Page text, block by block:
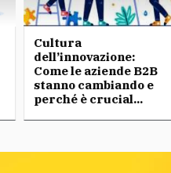
Cultura
dell’innovazione:
Come le aziende B2B
stanno cambiando e
perché è crucial...